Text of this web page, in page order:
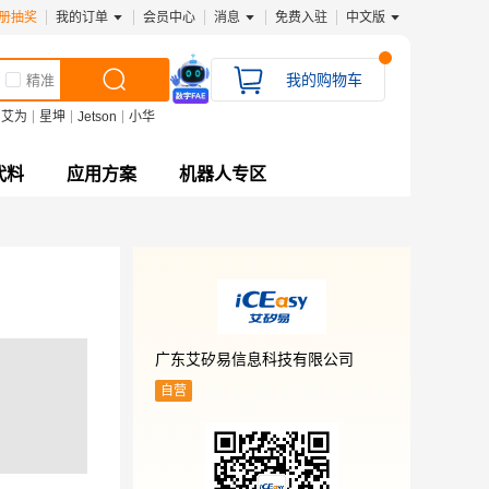
抽奖 我的订单 会员中心 消息 免费入驻 中文版
精准
艾为 星坤 Jetson 小华
我的购物车
料 应用方案 机器人专区
广东艾矽易信息科技有限公司
自营